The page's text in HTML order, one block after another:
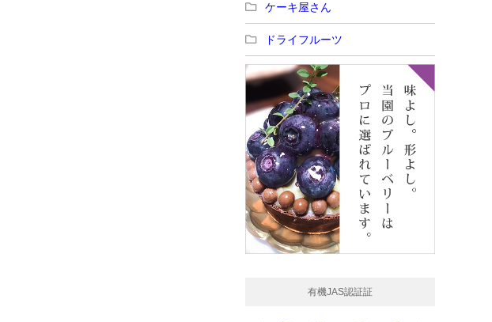
ケーキ屋さん
ドライフルーツ
有機JAS認証証